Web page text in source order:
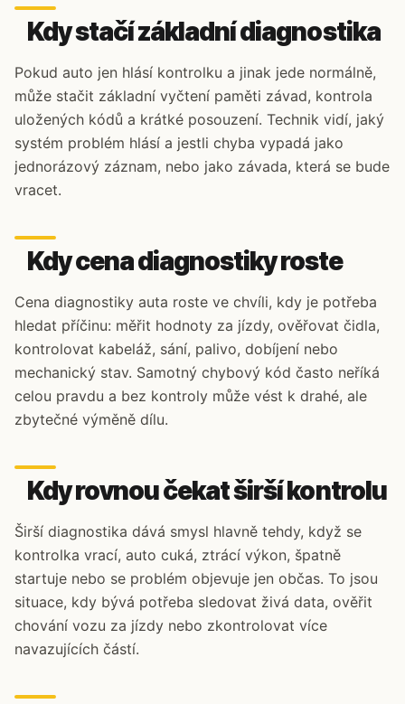
Kdy stačí základní diagnostika
Pokud auto jen hlásí kontrolku a jinak jede normálně,
může stačit základní vyčtení paměti závad, kontrola
uložených kódů a krátké posouzení. Technik vidí, jaký
systém problém hlásí a jestli chyba vypadá jako
jednorázový záznam, nebo jako závada, která se bude
vracet.
Kdy cena diagnostiky roste
Cena diagnostiky auta roste ve chvíli, kdy je potřeba
hledat příčinu: měřit hodnoty za jízdy, ověřovat čidla,
kontrolovat kabeláž, sání, palivo, dobíjení nebo
mechanický stav. Samotný chybový kód často neříká
celou pravdu a bez kontroly může vést k drahé, ale
zbytečné výměně dílu.
Kdy rovnou čekat širší kontrolu
Širší diagnostika dává smysl hlavně tehdy, když se
kontrolka vrací, auto cuká, ztrácí výkon, špatně
startuje nebo se problém objevuje jen občas. To jsou
situace, kdy bývá potřeba sledovat živá data, ověřit
chování vozu za jízdy nebo zkontrolovat více
navazujících částí.